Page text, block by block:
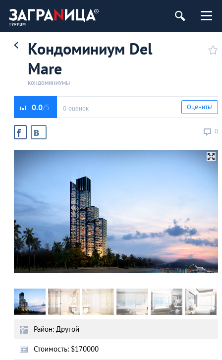
Кондоминиум Del
Mare
КОНДОМИНИУМЫ
0.0 0 оценок
0
Оценить!
Район: Другой
Стоимость: $170000